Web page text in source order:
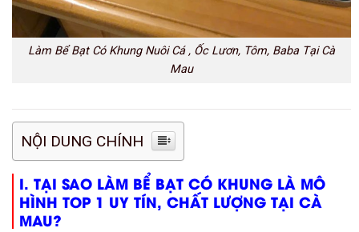
Làm Bể Bạt Có Khung Nuôi Cá , Ốc Lươn, Tôm, Baba Tại Cà
Mau
NỘI DUNG CHÍNH
I. TẠI SAO LÀM BỂ BẠT CÓ KHUNG LÀ MÔ
HÌNH TOP 1 UY TÍN, CHẤT LƯỢNG TẠI CÀ
MAU?